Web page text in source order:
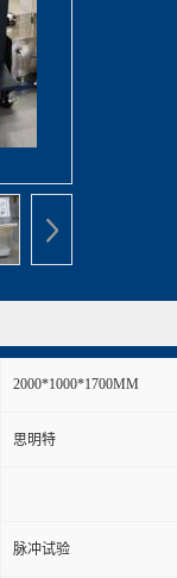
2000*1000*1700MM
思明特
脉冲试验